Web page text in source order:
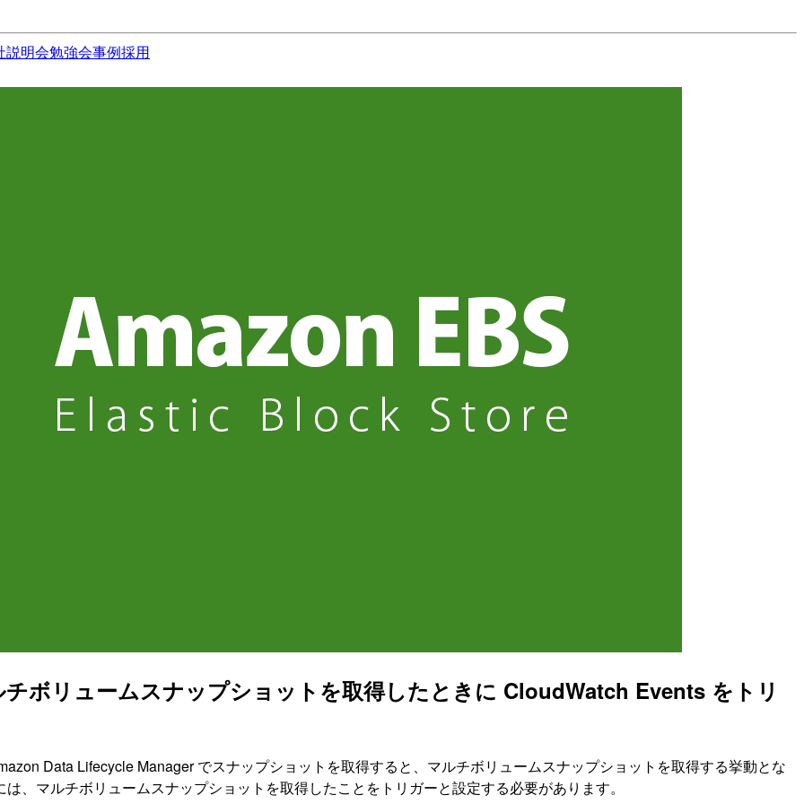
説明会勉強会事例採用
ボリュームスナップショットを取得したときに CloudWatch Events をトリ
Data Lifecycle Manager でスナップショットを取得すると、マルチボリュームスナップショットを取得する挙動とな
、マルチボリュームスナップショットを取得したことをトリガーと設定する必要があります。